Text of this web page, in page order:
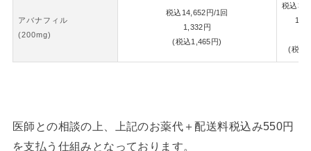
アバナフィル
(200mg)
税込 14,652円/1回
1,332円
(税込1,465円)
税込
1錠
(税込
医師との相談の上、上記のお薬代＋配送料税込み550円
を支払う仕組みとなっております。